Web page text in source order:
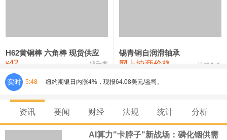
氯化镍 38,300—40,300 39,300 0
H62黄铜棒 六角棒 现货供应
¥42 锦升发
锡青铜自润滑轴承
网上协商价格 芜湖合金
实时 5:48 纽约期银日内涨4%，现报64.08美元/盎司。
宇树科技董事长、总经理兼首席技术官王兴兴在网上路演时表示，
经过多年研发创新和技术积累，公司逐步形成了包括一体化关节集
资讯 要闻 财经 法规 统计 分析
AI算力"卡脖子"新战场：磷化铟供需